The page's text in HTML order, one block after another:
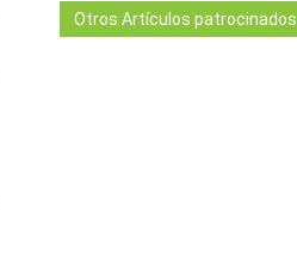
Otros Artículos patrocinados